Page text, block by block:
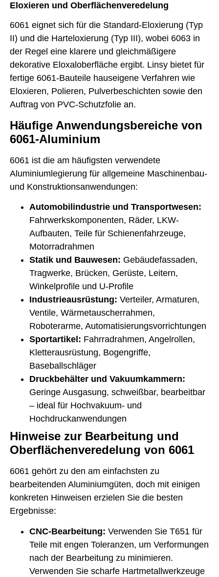
Eloxieren und Oberflächenveredelung
6061 eignet sich für die Standard-Eloxierung (Typ
II) und die Harteloxierung (Typ III), wobei 6063 in
der Regel eine klarere und gleichmäßigere
dekorative Eloxaloberfläche ergibt. Linsy bietet für
fertige 6061-Bauteile hauseigene Verfahren wie
Eloxieren, Polieren, Pulverbeschichten sowie den
Auftrag von PVC-Schutzfolie an.
Häufige Anwendungsbereiche von
6061-Aluminium
6061 ist die am häufigsten verwendete
Aluminiumlegierung für allgemeine Maschinenbau-
und Konstruktionsanwendungen:
Automobilindustrie und Transportwesen:
Fahrwerkskomponenten, Räder, LKW-
Aufbauten, Teile für Schienenfahrzeuge,
Motorradrahmen
Statik und Bauwesen: Gebäudefassaden,
Tragwerke, Brücken, Gerüste, Leitern,
Winkelprofile und U-Profile
Industrieausrüstung: Verteiler, Armaturen,
Ventile, Wärmetauscherrahmen,
Roboterarme, Automatisierungsvorrichtungen
Sportartikel: Fahrradrahmen, Angelrollen,
Kletterausrüstung, Bogengriffe,
Baseballschläger
Druckbehälter und Vakuumkammern:
Geringe Ausgasung, schweißbar, bearbeitbar
– ideal für Hochvakuum- und
Hochdruckanwendungen
Hinweise zur Bearbeitung und
Oberflächenveredelung von 6061
6061 gehört zu den am einfachsten zu
bearbeitenden Aluminiumgüten, doch mit einigen
konkreten Hinweisen erzielen Sie die besten
Ergebnisse:
CNC-Bearbeitung: Verwenden Sie T651 für
Teile mit engen Toleranzen, um Verformungen
nach der Bearbeitung zu minimieren.
Verwenden Sie scharfe Hartmetallwerkzeuge